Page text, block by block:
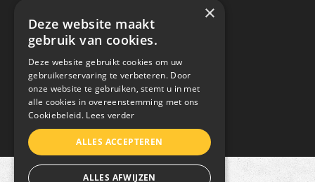
0498 / 521 900
info@lee-elektro.be
×
Deze website maakt
gebruik van cookies.
Deze website gebruikt cookies om uw
gebruikerservaring te verbeteren. Door
onze website te gebruiken, stemt u in met
alle cookies in overeenstemming met ons
Cookiebeleid. Lees verder
ALLES ACCEPTEREN
ALLES AFWIJZEN